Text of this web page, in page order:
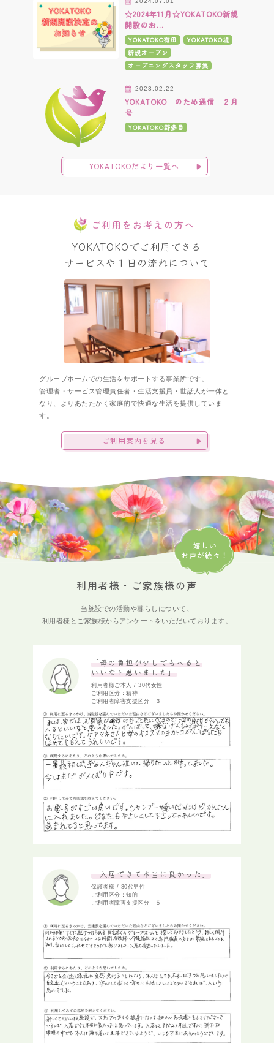
☆2024年11月☆YOKATOKO新規
開設のお…
YOKATOKO有田
YOKATOKO堤
新規オープン
オープニングスタッフ募集
2023.02.22
YOKATOKO のため通信 ２月
号
YOKATOKO野多目
YOKATOKOだより一覧へ
ご利用をお考えの方へ
YOKATOKOでご利用できる
サービスや１日の流れについて
グループホームでの生活をサポートする事業所です。
管理者・サービス管理責任者・生活支援員・世話人が一体と
なり、
よりあたたかく家庭的で快適な生活を提供していま
す。
ご利用案内を見る
嬉しい
お声が続々！
利用者様・ご家族様の声
当施設での活動や暮らしについて、
利用者様とご家族様からアンケートをいただいております。
「母の負担が少しでもへると
いいなと思いました」
利用者様ご本人 / 30代女性
ご利用区分：精神
ご利用者障害支援区分：３
「入居できて本当に良かった」
保護者様 / 30代男性
ご利用区分：知的
ご利用者障害支援区分：５